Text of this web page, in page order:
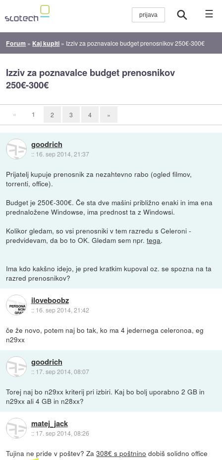
☰
Forum » Kaj kupiti » Izziv za poznavalce budget prenosnikov 250€-300€
Izziv za poznavalce budget prenosnikov
250€-300€
« 1 2 3 4 »
goodrich
:: 16. sep 2014, 21:37
Prijatelj kupuje prenosnik za nezahtevno rabo (ogled filmov,
torrenti, office).
Budget je 250€-300€. Če sta dve mašini približno enaki in ima ena
prednaložene Windowse, ima prednost ta z Windowsi.
Kolikor gledam, so vsi prenosniki v tem razredu s Celeroni -
predvidevam, da bo to OK. Gledam sem npr.tega.
Ima kdo kakšno idejo, je pred kratkim kupoval oz. se spozna na ta
razred prenosnikov?
iloveboobz
:: 16. sep 2014, 21:42
če že novo, potem naj bo tak, ko ma 4 jedernega celeronoa, eg
n29xx
goodrich
:: 17. sep 2014, 08:07
Torej naj bo n29xx kriterij pri izbiri. Kaj bo bolj uporabno 2 GB in
n29xx ali 4 GB in n28xx?
matej_jack
:: 17. sep 2014, 08:26
Tujina ne pride v poštev? Za308€ s poštnino dobiš solidno office